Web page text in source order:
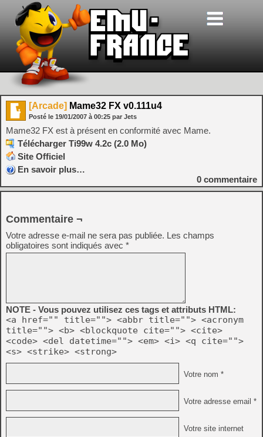
[Arcade] Mame32 FX v0.111u4
Posté le 19/01/2007 à 00:25 par Jets
Mame32 FX est à présent en conformité avec Mame.
Télécharger Ti99w 4.2c (2.0 Mo)
Site Officiel
En savoir plus…
0 commentaire
Commentaire ¬
Votre adresse e-mail ne sera pas publiée. Les champs
obligatoires sont indiqués avec *
NOTE - Vous pouvez utilisez ces tags et attributs HTML:
<a href="" title=""> <abbr title=""> <acronym
title=""> <b> <blockquote cite=""> <cite>
<code> <del datetime=""> <em> <i> <q cite="">
<s> <strike> <strong>
Votre nom *
Votre adresse email *
Votre site internet